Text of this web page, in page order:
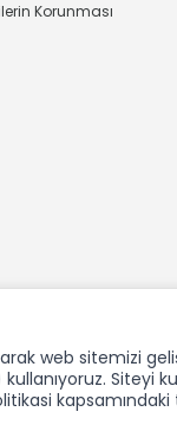
Korunması
web sitemizi
kapsamındaki